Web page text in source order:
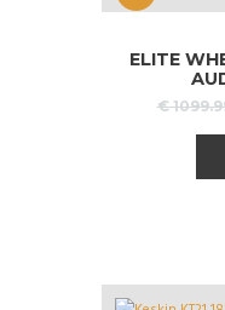
A!
ELITE
€